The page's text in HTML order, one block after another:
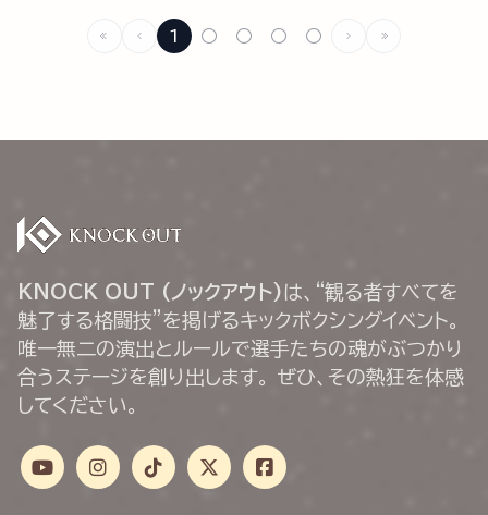
1 ○ ○ ○ ○
KNOCK OUT (ノックアウト) は、“観る者すべてを
魅了する格闘技”を掲げるキックボクシングイベント。
唯一無二の演出とルールで選手たちの魂がぶつかり
合うステージを創り出します。 ぜひ、その熱狂を体感
してください。